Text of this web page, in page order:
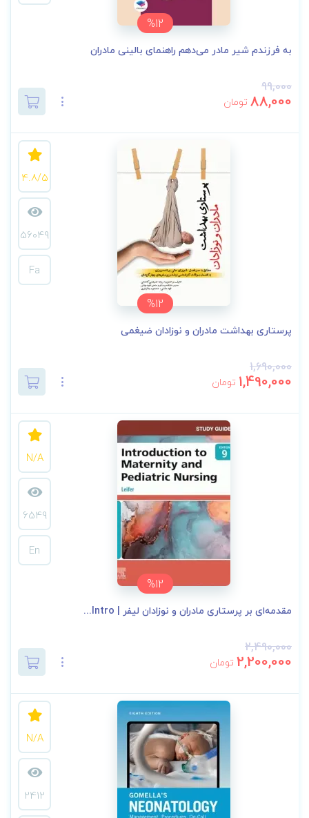
%12
به فرزندم شیر مادر می‌دهم راهنمای بالینی مادران
99,000
88,000 تومان
%12
4.8/5
56049
Fa
پرستاری بهداشت مادران و نوزادان ضیغمی
1,690,000
1,490,000 تومان
%12
N/A
6549
En
مقدمه‌ای بر پرستاری مادران و نوزادان لیفر | Intro...
2,490,000
2,200,000 تومان
N/A
2412